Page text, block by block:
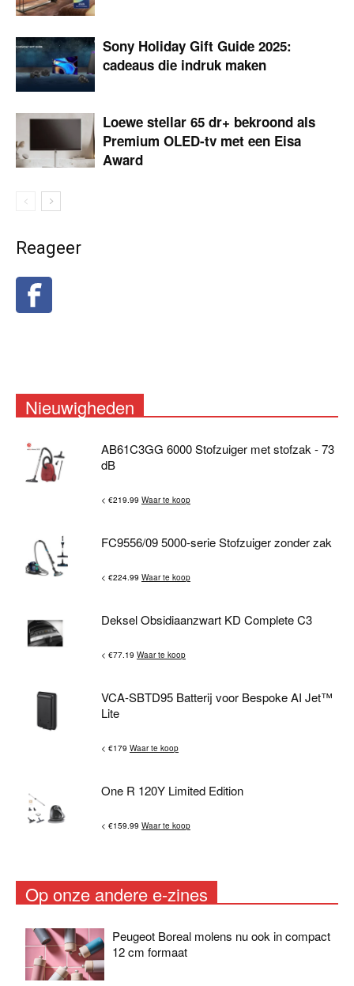
Sony Holiday Gift Guide 2025:
cadeaus die indruk maken
Loewe stellar 65 dr+ bekroond als
Premium OLED-tv met een Eisa
Award
Reageer
Nieuwigheden
AB61C3GG 6000 Stofzuiger met stofzak - 73
dB
< €219.99 Waar te koop
FC9556/09 5000-serie Stofzuiger zonder zak
< €224.99 Waar te koop
Deksel Obsidiaanzwart KD Complete C3
< €77.19 Waar te koop
VCA-SBTD95 Batterij voor Bespoke AI Jet™
Lite
< €179 Waar te koop
One R 120Y Limited Edition
< €159.99 Waar te koop
Op onze andere e-zines
Peugeot Boreal molens nu ook in compact
12 cm formaat